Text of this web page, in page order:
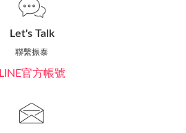
Let's Talk
聯繫振泰
LINE官方帳號